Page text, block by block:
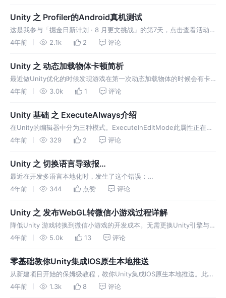
Unity 之 Profiler的Android真机测试
这是我参与「掘金日新计划 · 8 月更文挑战」的第7天，点击查看活动详
情 Unity 中的Profile是可以直接在链接安卓设备运行游戏下查看的，导
4年前 2.1k 2 评论
Unity 之 动态加载物体卡顿简析
最近做Unity优化的时候发现游戏在第一次动态加载物体的时候会有卡
顿，不管是加载一个大的预制体还是加载很对小的预制体，都有这个的
分享一下
4年前 3.0k 1 评论
Unity 基础 之 ExecuteAlways介绍
在Unity的编辑器中分为三种模式。ExecuteInEditMode此属性正在逐
步被淘汰，因为它不考虑预制体模式。
4年前 329 2 评论
Unity 之 切换语言导致报
错:System.FormatException:String was not
recognized as a valid
最近在开发多语言本地化时，发生了这个错误：
System.FormatException: String was not recognized as a valid
4年前 344 点赞 评论
Unity 之 发布WebGL转微信小游戏过程详解
降低Unity 游戏转换到微信小游戏的开发成本。无需更换Unity引擎与重
写核心代码的情况下将原有游戏项目适配到微信小游戏。
4年前 5.0k 13 评论
零基础教你Unity集成IOS原生本地推送
从新建项目开始的保姆级教程，教你Unity集成IOS原生本地推送。此功
能一般用于提醒玩家领取道具，通知玩家上线等。
4年前 1.3k 8 评论